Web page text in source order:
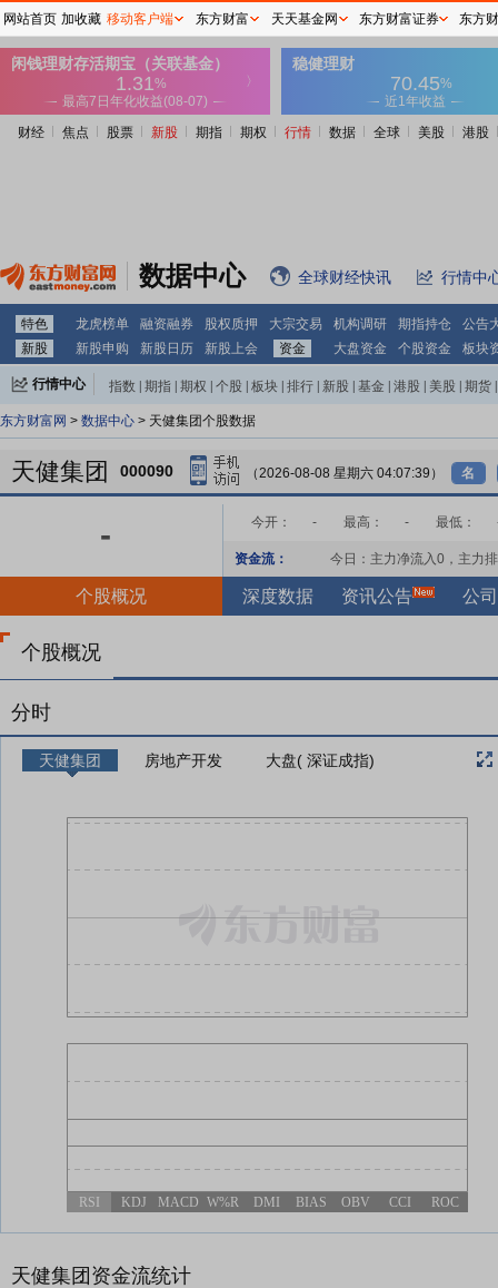
财经 焦点 股票 新股 期指 期权 行情 数据 全球 美股 港股
数据中心 全球财经快讯 行情中
特色 龙虎榜单 融资融券 股权质押 大宗交易 机构调研 期指持仓
公告
新股
新股申购 新股日历 新股上会 资金 大盘资金 个股资金 板块
行情中心 指数 期指 期权 个股 板块 排行 新股 基金 港股 美股 期货
东方财富网 > 数据中心 > 天健集团个股数据
天健集团 000090 （2026-08-08 星期六 04:07:39） 名
- 今开： - 最高： - 最低：
资金流： 今日：主力净流入0 ，主力
个股概况 深度数据 资讯公告 公
个股概况
分时
天健集团 房地产开发 大盘( 深证成指)
RSI KDJ MACD W%R DMI BIAS OBV CCI ROC
天健集团资金流统计
网站首页 加收藏 移动客户端 东方财富 天天基金网 东方财富证券 东方